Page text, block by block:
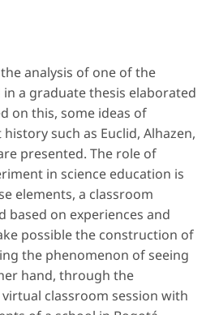
analysis of one of the
a graduate thesis elaborated
on this, some ideas of
such as Euclid, Alhazen,
presented. The role of
in science education is
elements, a classroom
based on experiences and
possible the construction of
the phenomenon of seeing
hand, through the
classroom session with